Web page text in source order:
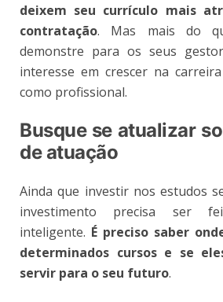
deixem seu currículo mais
contratação. Mas mais do
demonstre para os seus
interesse em crescer na
como profissional.
Busque se atualizar
de atuação
Ainda que investir nos estudos
investimento precisa ser
inteligente. É preciso saber
determinados cursos e se
servir para o seu futuro.